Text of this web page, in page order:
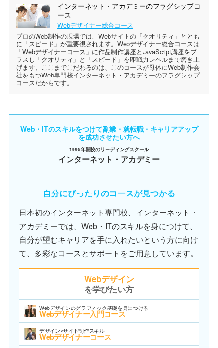
インターネット・アカデミーのフラグシップコ
ース
Webデザイナー総合コース
プロのWeb制作の現場では、Webサイトの「クオリティ」ととも
に「スピード」が重要視されます。Webデザイナー総合コースは
「Webデザイナーコース」に作品制作講座とJavaScript講座をプ
ラスし「クオリティ」と「スピード」を即戦力レベルまで磨き上
げます。ここまでこだわるのは、このコースが母体にWeb制作会
社をもつWeb専門校インターネット・アカデミーのフラグシップ
コースだからです。
Web・ITのスキルをつけて副業・就転職・キャリアアップ
を成功させたい方へ
1995年開校のリーディングスクール
インターネット・アカデミー
自分にぴったりのコースが見つかる
日本初のインターネット専門校、インターネット・
アカデミーでは、Web・ITのスキルを身につけて、
自分が望むキャリアを手に入れたいという方に向け
て、多彩なコースとサポートをご用意しています。
Webデザイン
を学びたい方
Webデザインのグラフィック基礎を身につける
Webデザイナー入門コース
デザイン×サイト制作スキル
Webデザイナーコース